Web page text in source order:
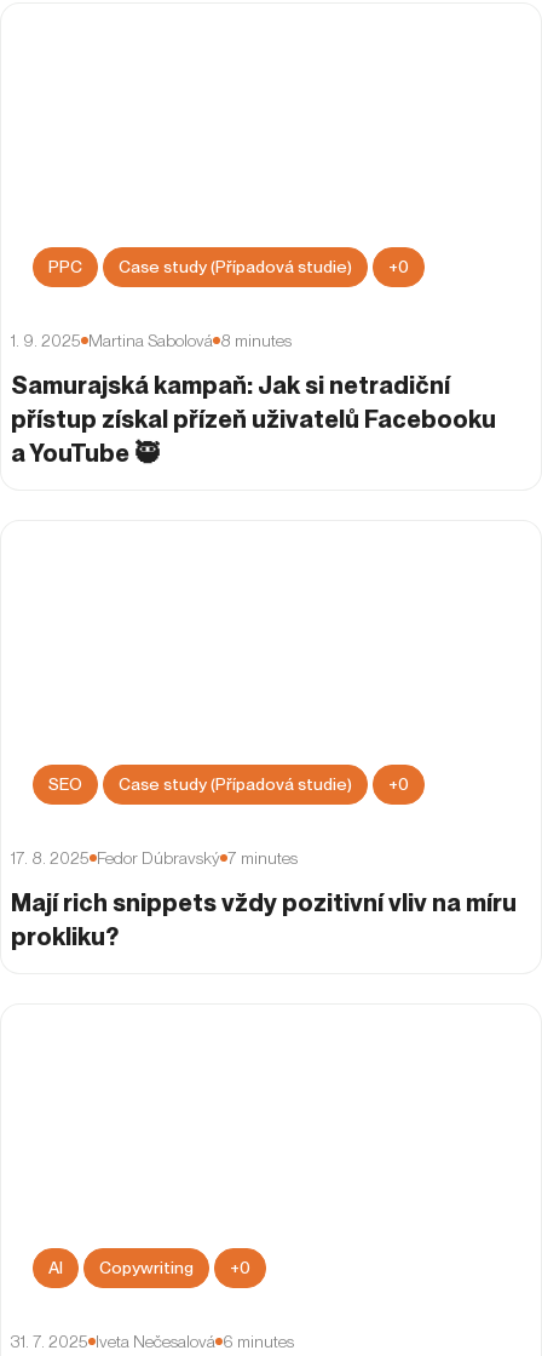
1. 9. 2025 Martina Sabolová 8 minutes
Samurajská kampaň: Jak si netradiční
přístup získal přízeň uživatelů Facebooku
a YouTube 🥷
PPC Case study (Případová studie) +0
17. 8. 2025 Fedor Dúbravský 7 minutes
Mají rich snippets vždy pozitivní vliv na míru
prokliku?
SEO Case study (Případová studie) +0
31. 7. 2025 Iveta Nečesalová 6 minutes
AI Copywriting +0